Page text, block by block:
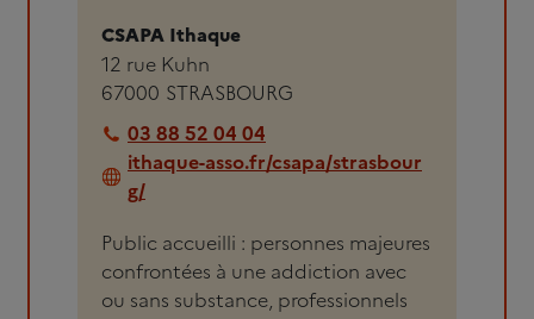
CSAPA Ithaque
12 rue Kuhn
67000 STRASBOURG
03 88 52 04 04
ithaque-asso.fr/csapa/strasbour
g/
Public accueilli : personnes majeures
confrontées à une addiction avec
ou sans substance, professionnels